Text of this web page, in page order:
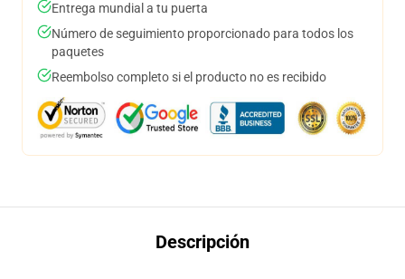
Entrega mundial a tu puerta
Número de seguimiento proporcionado para todos los
paquetes
Reembolso completo si el producto no es recibido
Descripción